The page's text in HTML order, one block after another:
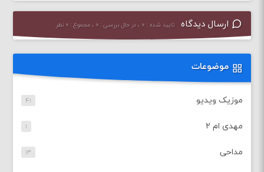
ارسال دیدگاه تایید شده : ۰ ، در حال بررسی : ۰ ، مجموع : ۰ نظر
موضوعات
موزیک ویدیو ۴۱
مهدی ام ۲ ۱
مداحی ۱۳